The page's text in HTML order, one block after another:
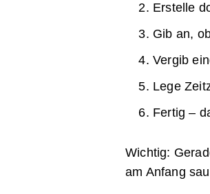
Erstelle
Gib an,
Vergib
Lege
Fertig –
Wichtig:
am Anfang